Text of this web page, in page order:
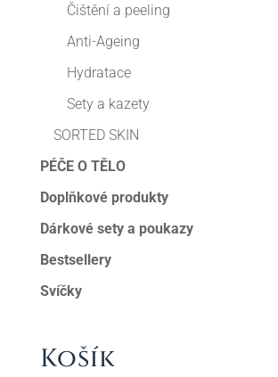
Čištění a peeling
Anti-Ageing
Hydratace
Sety a kazety
SORTED SKIN
PÉČE O TĚLO
Doplňkové produkty
Dárkové sety a poukazy
Bestsellery
Svíčky
Košík